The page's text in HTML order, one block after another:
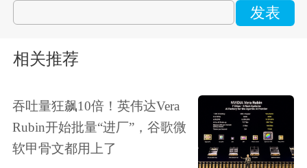
发表
相关推荐
吞吐量狂飙10倍！英伟达Vera
Rubin开始批量“进厂”，谷歌微
软甲骨文都用上了